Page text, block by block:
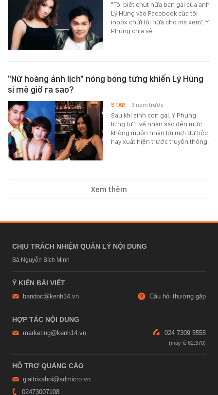
"Tôi biết chút nữa bạn gái của anh
Lý Hùng vào Facebook của tôi
inbox chửi tôi nữa cho mà xem", Y
Phụng chia sẻ.
"Nữ hoàng ảnh lịch" nóng bỏng từng khiến Lý Hùng
si mê giờ ra sao?
Sau khi sinh con gái, Y Phụng
từng tự ti về nhan sắc đến mức
không muốn nhận lời mời dự tiệc
hay xuất hiện trước truyền thông.
STAR - 3 năm trước
Xem thêm
CHỊU TRÁCH NHIỆM QUẢN LÝ NỘI DUNG
Bà Nguyễn Bích Minh
Ý KIẾN BÀI VIẾT
bandoc@kenh14.vn Câu hỏi thường gặp
HỢP TÁC NỘI DUNG
marketing@kenh14.vn 024 7309 5555
HỖ TRỢ QUẢNG CÁO
giaitrixahoi@admicro.vn
02473007108